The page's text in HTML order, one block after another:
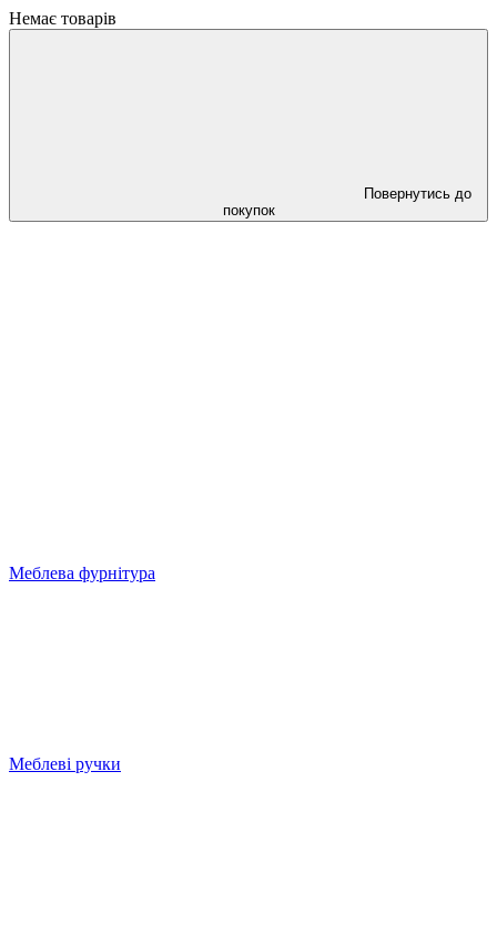
Немає товарів
Повернутись до
покупок
Меблева фурнітура
Меблеві ручки